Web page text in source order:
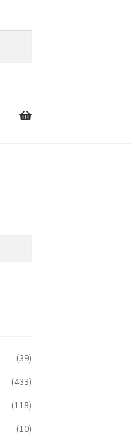
(39)
(433)
(118)
(10)